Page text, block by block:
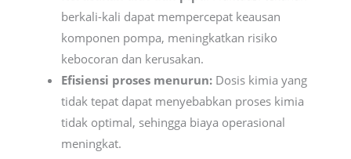
berkali-kali dapat mempercepat keausan
komponen pompa, meningkatkan risiko
kebocoran dan kerusakan.
Efisiensi proses menurun: Dosis kimia yang
tidak tepat dapat menyebabkan proses kimia
tidak optimal, sehingga biaya operasional
meningkat.